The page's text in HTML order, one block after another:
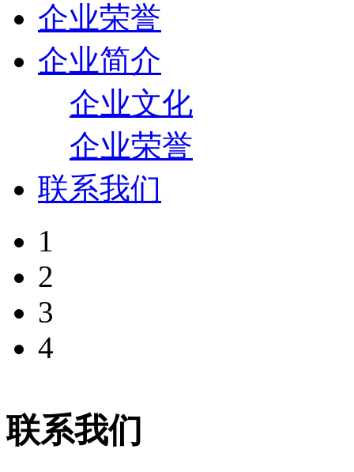
企业荣誉
企业简介
企业文化
企业荣誉
联系我们
1
2
3
4
联系我们